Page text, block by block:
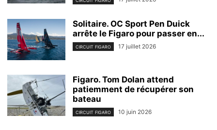
Solitaire. OC Sport Pen Duick
arrête le Figaro pour passer en...
CIRCUIT FIGARO 17 juillet 2026
Figaro. Tom Dolan attend
patiemment de récupérer son
bateau
CIRCUIT FIGARO 10 juin 2026